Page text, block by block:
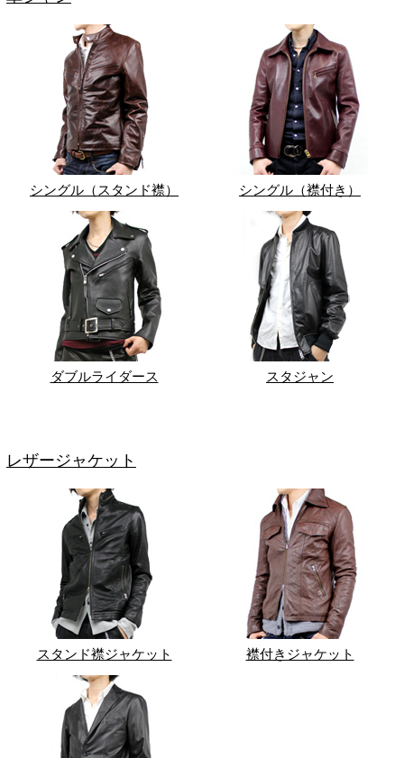
シングル（スタンド襟） シングル（襟付き）
ダブルライダース スタジャン
レザージャケット
スタンド襟ジャケット 襟付きジャケット